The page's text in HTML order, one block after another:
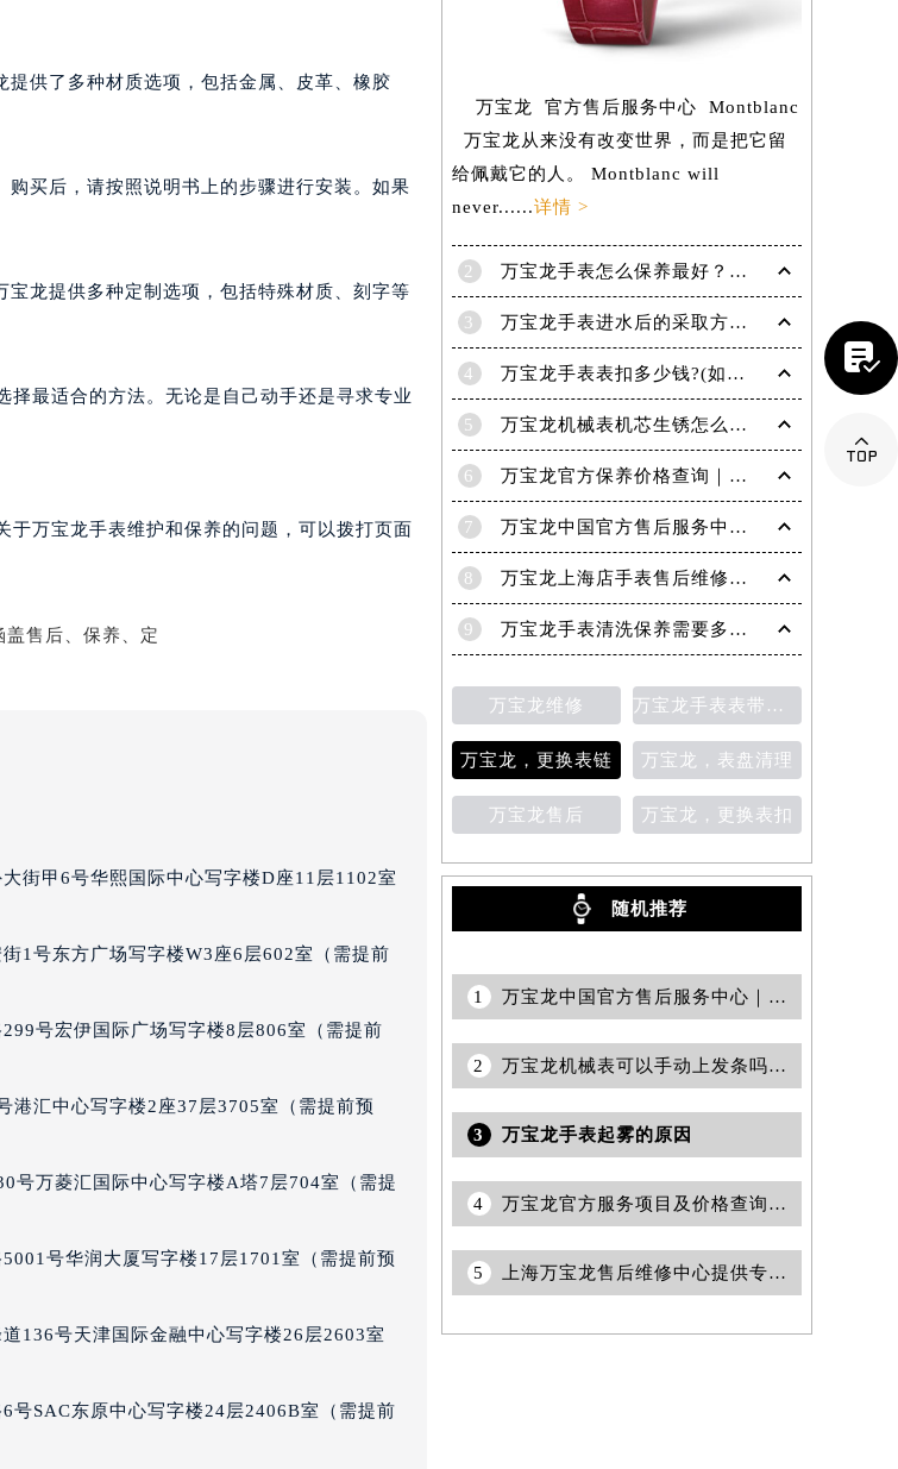
需提前预约）
需提前预约）
（需提前预约）
楼（鄂尔多斯大厦）23层2326室（需提前预约）
提前预约）
前预约）
提前预约）
预约）
预约）
提前预约）
服务中心（需提前预约）
预约）
约）
约）
约）
预约）
约）
务中心（需提前预约）
供了多种材质选项，包括金属、皮革、橡胶
买后，请按照说明书上的步骤进行安装。如果
龙提供多种定制选项，包括特殊材质、刻字等
最适合的方法。无论是自己动手还是寻求专业
于万宝龙手表维护和保养的问题，可以拨打页面
街甲6号华熙国际中心写字楼D座11层1102室
1号东方广场写字楼W3座6层602室（需提前
号宏伊国际广场写字楼8层806室（需提前
港汇中心写字楼2座37层3705室（需提前预
号万菱汇国际中心写字楼A塔7层704室（需提
号华润大厦写字楼17层1701室（需提前预
136号天津国际金融中心写字楼26层2603室
号SAC东原中心写字楼24层2406B室（需提前
万宝龙 官方售后服务中心 Montblanc
万宝龙从来没有改变世界，而是把它留
给佩戴它的人。 Montblanc will
never......详情 >
2 万宝龙手表怎么保养最好？（保养方法）
3 万宝龙手表进水后的采取方法！
4 万宝龙手表表扣多少钱?(如何选择适合自己的表扣呢?)
5 万宝龙机械表机芯生锈怎么修复
6 万宝龙官方保养价格查询｜权威信息公示（2026年6月最新）
7 万宝龙中国官方售后服务中心｜服务电话及24小时详细地址权威信息通知（2026年7月最新）
8 万宝龙上海店手表售后维修保养服务权威公示（2026年7月最新）
9 万宝龙手表清洗保养需要多久？
万宝龙维修 万宝龙手表表带变色
万宝龙，更换表链 万宝龙，表盘清理
万宝龙售后 万宝龙，更换表扣
随机推荐
1 万宝龙中国官方售后服务中心｜最新地址与官方维修热线权威信息声明（2026年7月最新）
2 万宝龙机械表可以手动上发条吗(如何正确操作)
3 万宝龙手表起雾的原因
4 万宝龙官方服务项目及价格查询｜详细维修地址与电话权威信息声明（2026年7月最新）
5 上海万宝龙售后维修中心提供专业手表维修与保养服务权威公示（2026年7月最新）

